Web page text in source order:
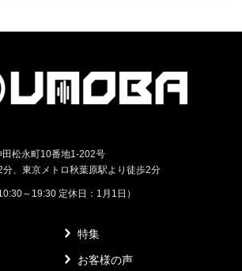
松永町10番地1-202号
、東京メトロ秋葉原駅より徒歩2分
～19:30 定休日：1月1日）
特集
お客様の声